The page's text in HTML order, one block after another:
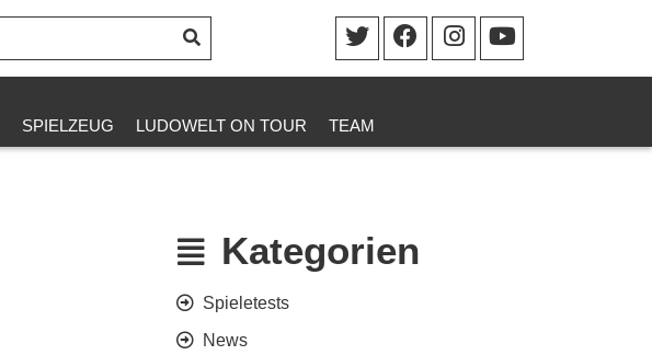
SPIELZEUG LUDOWELT ON TOUR TEAM
Kategorien
Spieletests
News